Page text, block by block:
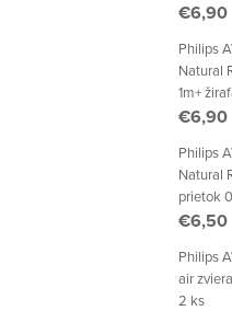
€6,90
Philips
Natural
1m+
€6,90
Philips
Natural
prietok
€6,50
Philips
air
2 ks